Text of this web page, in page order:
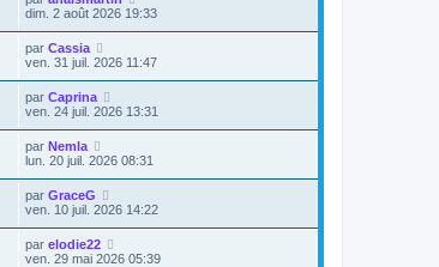
dim. 2 août 2026 19:33
par Cassia
ven. 31 juil. 2026 11:47
par Caprina
ven. 24 juil. 2026 13:31
par Nemla
lun. 20 juil. 2026 08:31
par GraceG
ven. 10 juil. 2026 14:22
par elodie22
ven. 29 mai 2026 05:39